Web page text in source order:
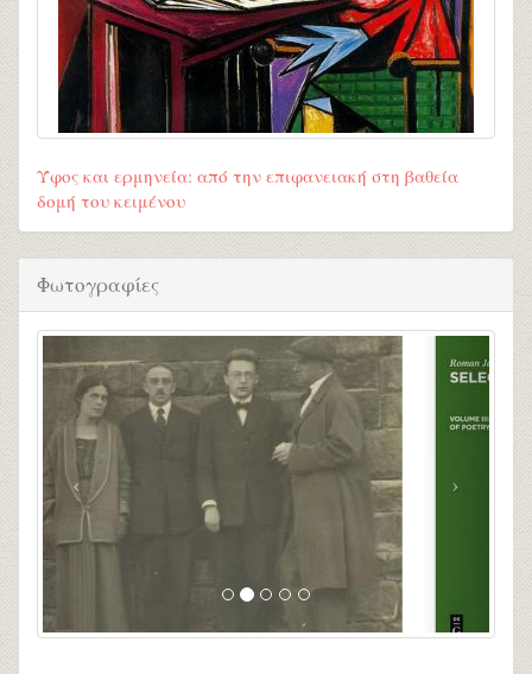
Ύφος και ερμηνεία: από την επιφανειακή στη βαθεία
δομή του κειμένου
Φωτογραφίες